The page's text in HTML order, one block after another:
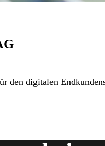
den digitalen